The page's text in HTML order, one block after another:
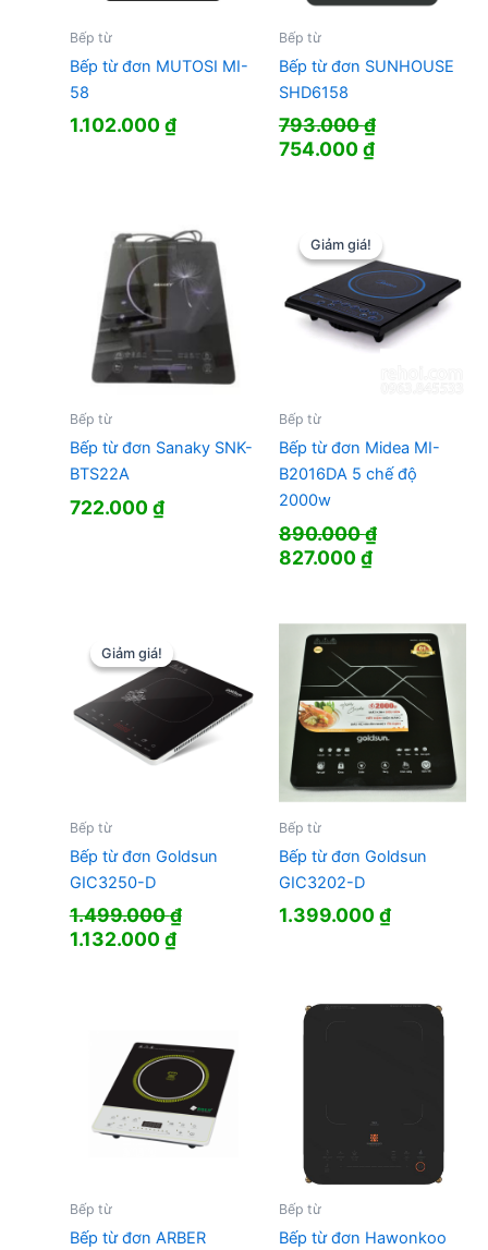
Bếp từ
Bếp từ đơn MUTOSI MI-
58
1.102.000₫
Bếp từ
Bếp từ đơn SUNHOUSE
SHD6158
793.000₫
Giá
754.000₫Giá
754.000 ₫.
Bếp từ
Bếp từ đơn Sanaky SNK-
BTS22A
722.000₫
Giảm giá!
Giảm giá!
Bếp từ
Bếp từ đơn Midea MI-
B2016DA 5 chế độ
2000w
890.000₫
Giá
890.000 ₫.
827.000₫Giá
là:
827.000 ₫.
Giảm giá!
Giảm giá!
Bếp từ
Bếp từ đơn Goldsun
GIC3250-D
1.499.000₫
Giá
1.132.000₫Giá
Bếp từ
Bếp từ đơn Goldsun
GIC3202-D
1.399.000₫
Bếp từ
Bếp từ đơn ARBER
Bếp từ
Bếp từ đơn Hawonkoo